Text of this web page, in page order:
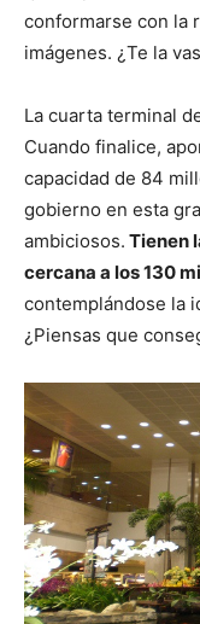
conformarse con la
imágenes. ¿Te la
La cuarta terminal
Cuando finalice,
capacidad de 84
gobierno en esta
ambiciosos. Tienen
cercana a los 130
contemplándose la
¿Piensas que